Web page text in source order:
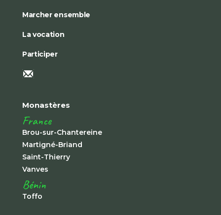
Marcher ensemble
La vocation
Participer
Monastères
France
Brou-sur-Chantereine
Martigné-Briand
Saint-Thierry
Vanves
Bénin
Toffo